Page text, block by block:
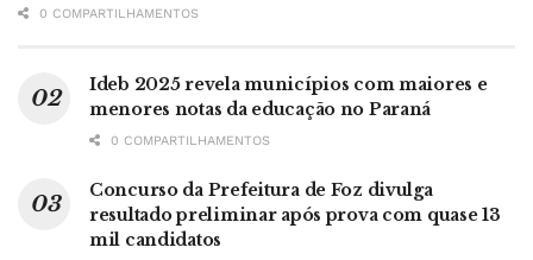
0 COMPARTILHAMENTOS
Ideb 2025 revela municípios com maiores e
menores notas da educação no Paraná
0 COMPARTILHAMENTOS
Concurso da Prefeitura de Foz divulga
resultado preliminar após prova com quase 13
mil candidatos